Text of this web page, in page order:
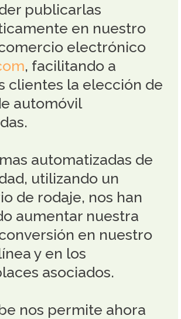
publicarlas
en nuestro
electrónico
, facilitando a
clientes la elección de
automóvil
automatizadas de
utilizando un
de rodaje, nos han
aumentar nuestra
en nuestro
y en los
asociados.
nos permite ahora